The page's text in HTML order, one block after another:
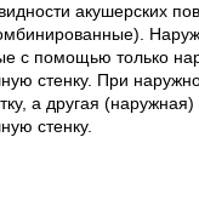
акушерских
с помощью только
стенку. При
а другая
стенку.